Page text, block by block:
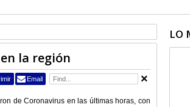
la región
Email
de Coronavirus en las últimas horas, con
LO